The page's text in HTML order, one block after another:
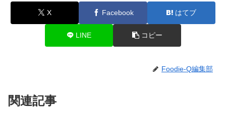
X Facebook はてブ
LINE コピー
Foodie-Q編集部
関連記事